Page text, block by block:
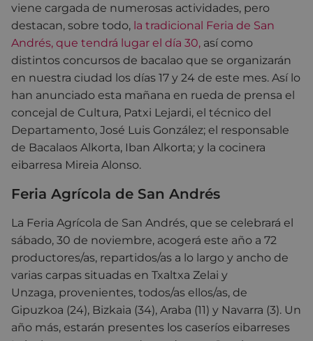
viene cargada de numerosas actividades, pero
destacan, sobre todo, la tradicional Feria de San
Andrés, que tendrá lugar el día 30, así como
distintos concursos de bacalao que se organizarán
en nuestra ciudad los días 17 y 24 de este mes. Así lo
han anunciado esta mañana en rueda de prensa el
concejal de Cultura, Patxi Lejardi, el técnico del
Departamento, José Luis González; el responsable
de Bacalaos Alkorta, Iban Alkorta; y la cocinera
eibarresa Mireia Alonso.
Feria Agrícola de San Andrés
La Feria Agrícola de San Andrés, que se celebrará el
sábado, 30 de noviembre, acogerá este año a 72
productores/as, repartidos/as a lo largo y ancho de
varias carpas situadas en Txaltxa Zelai y
Unzaga, provenientes, todos/as ellos/as, de
Gipuzkoa (24), Bizkaia (34), Araba (11) y Navarra (3). Un
año más, estarán presentes los caseríos eibarreses